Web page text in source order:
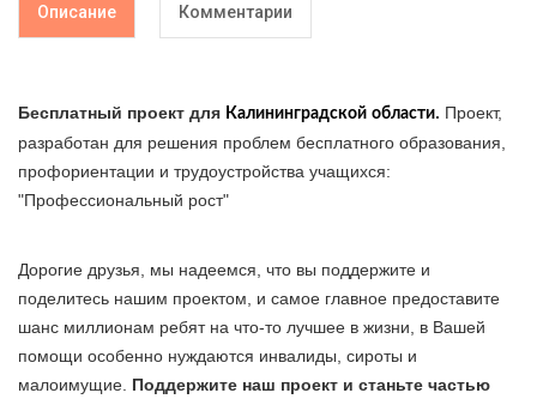
Описание Комментарии
Бесплатный проект для Калининградской области. Проект,
разработан для решения проблем бесплатного образования,
профориентации и трудоустройства учащихся:
"Профессиональный рост"
Дорогие друзья, мы надеемся, что вы поддержите и
поделитесь нашим проектом, и самое главное предоставите
шанс миллионам ребят на что-то лучшее в жизни, в Вашей
помощи особенно нуждаются инвалиды, сироты и
малоимущие. Поддержите наш проект и станьте частью